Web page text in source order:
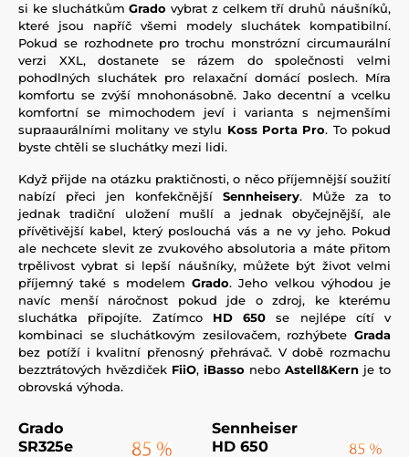
si ke sluchátkůmGrado vybrat z celkem tří druhů náušníků,
které jsou napříč všemi modely sluchátek kompatibilní.
Pokud se rozhodnete pro trochu monstrózní circumaurální
verzi XXL, dostanete se rázem do společnosti velmi
pohodlných sluchátek pro relaxační domácí poslech. Míra
komfortu se zvýší mnohonásobně. Jako decentní a vcelku
komfortní se mimochodem jeví i varianta s nejmenšími
supraaurálními molitany ve stylu Koss Porta Pro. To pokud
byste chtěli se sluchátky mezi lidi.
Když přijde na otázku praktičnosti, o něco příjemnější soužití
nabízí přeci jen konfekčnější Sennheisery. Může za to
jednak tradiční uložení mušlí a jednak obyčejnější, ale
přívětivější kabel, který poslouchá vás a ne vy jeho. Pokud
ale nechcete slevit ze zvukového absolutoria a máte přitom
trpělivost vybrat si lepší náušníky, můžete být život velmi
příjemný také s modelem Grado. Jeho velkou výhodou je
navíc menší náročnost pokud jde o zdroj, ke kterému
sluchátka připojíte. Zatímco HD 650 se nejlépe cítí v
kombinaci se sluchátkovým zesilovačem, rozhýbete Grada
bez potíží i kvalitní přenosný přehrávač. V době rozmachu
bezztrátových hvězdiček FiiO, iBasso nebo Astell&Kern je to
obrovská výhoda.
Grado
SR325e
Sennheiser
HD 650